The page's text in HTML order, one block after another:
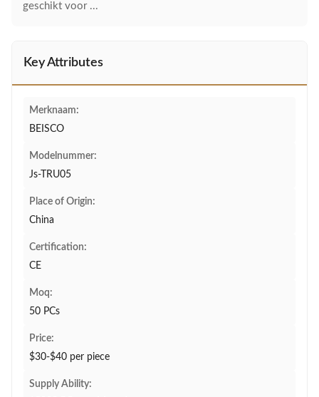
geschikt voor ...
Key Attributes
Merknaam:
BEISCO
Modelnummer:
Js-TRU05
Place of Origin:
China
Certification:
CE
Moq:
50 PCs
Price:
$30-$40 per piece
Supply Ability: